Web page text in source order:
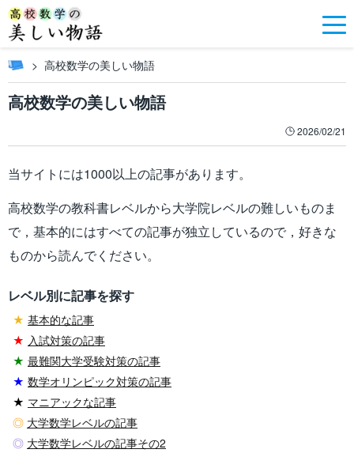
高校数学の美しい物語
高校数学の美しい物語
2026/02/21
当サイトには1000以上の記事があります。
高校数学の教科書レベルから大学院レベルの難しいものま
で，基本的にはすべての記事が独立しているので，好きな
ものから読んでください。
レベル別に記事を探す
★ 基本的な記事
★ 入試対策の記事
★ 最難関大学受験対策の記事
★ 数学オリンピック対策の記事
★ マニアックな記事
◎ 大学数学レベルの記事
◎ 大学数学レベルの記事その2